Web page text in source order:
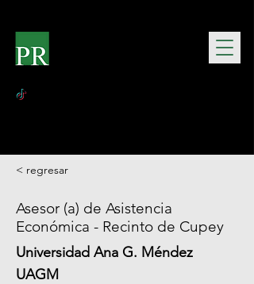
< regresar
Asesor (a) de Asistencia
Económica - Recinto de Cupey
Universidad Ana G. Méndez
UAGM